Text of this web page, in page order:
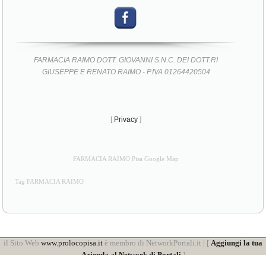
FARMACIA RAIMO DOTT. GIOVANNI S.N.C. DEI DOTT.RI
GIUSEPPE E RENATO RAIMO - P.IVA 01264420504
[ Privacy ]
FARMACIA RAIMO Pisa Google Map
Tag FARMACIA RAIMO
il Sito Web www.prolocopisa.it è membro di NetworkPortali.it | [ Aggiungi la tua